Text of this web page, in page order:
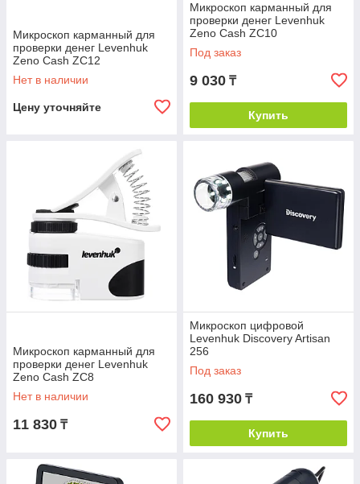
Микроскоп карманный для
проверки денег Levenhuk
Zeno Cash ZC12
Нет в наличии
Цену уточняйте
Микроскоп карманный для
проверки денег Levenhuk
Zeno Cash ZC10
Под заказ
9 030 ₸
Купить
Микроскоп карманный для
проверки денег Levenhuk
Zeno Cash ZC8
Нет в наличии
11 830 ₸
Микроскоп цифровой
Levenhuk Discovery Artisan
256
Под заказ
160 930 ₸
Купить